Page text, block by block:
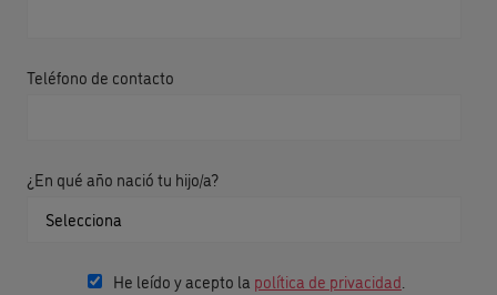
Teléfono de contacto
¿En qué año nació tu hijo/a?
He leído y acepto la política de privacidad